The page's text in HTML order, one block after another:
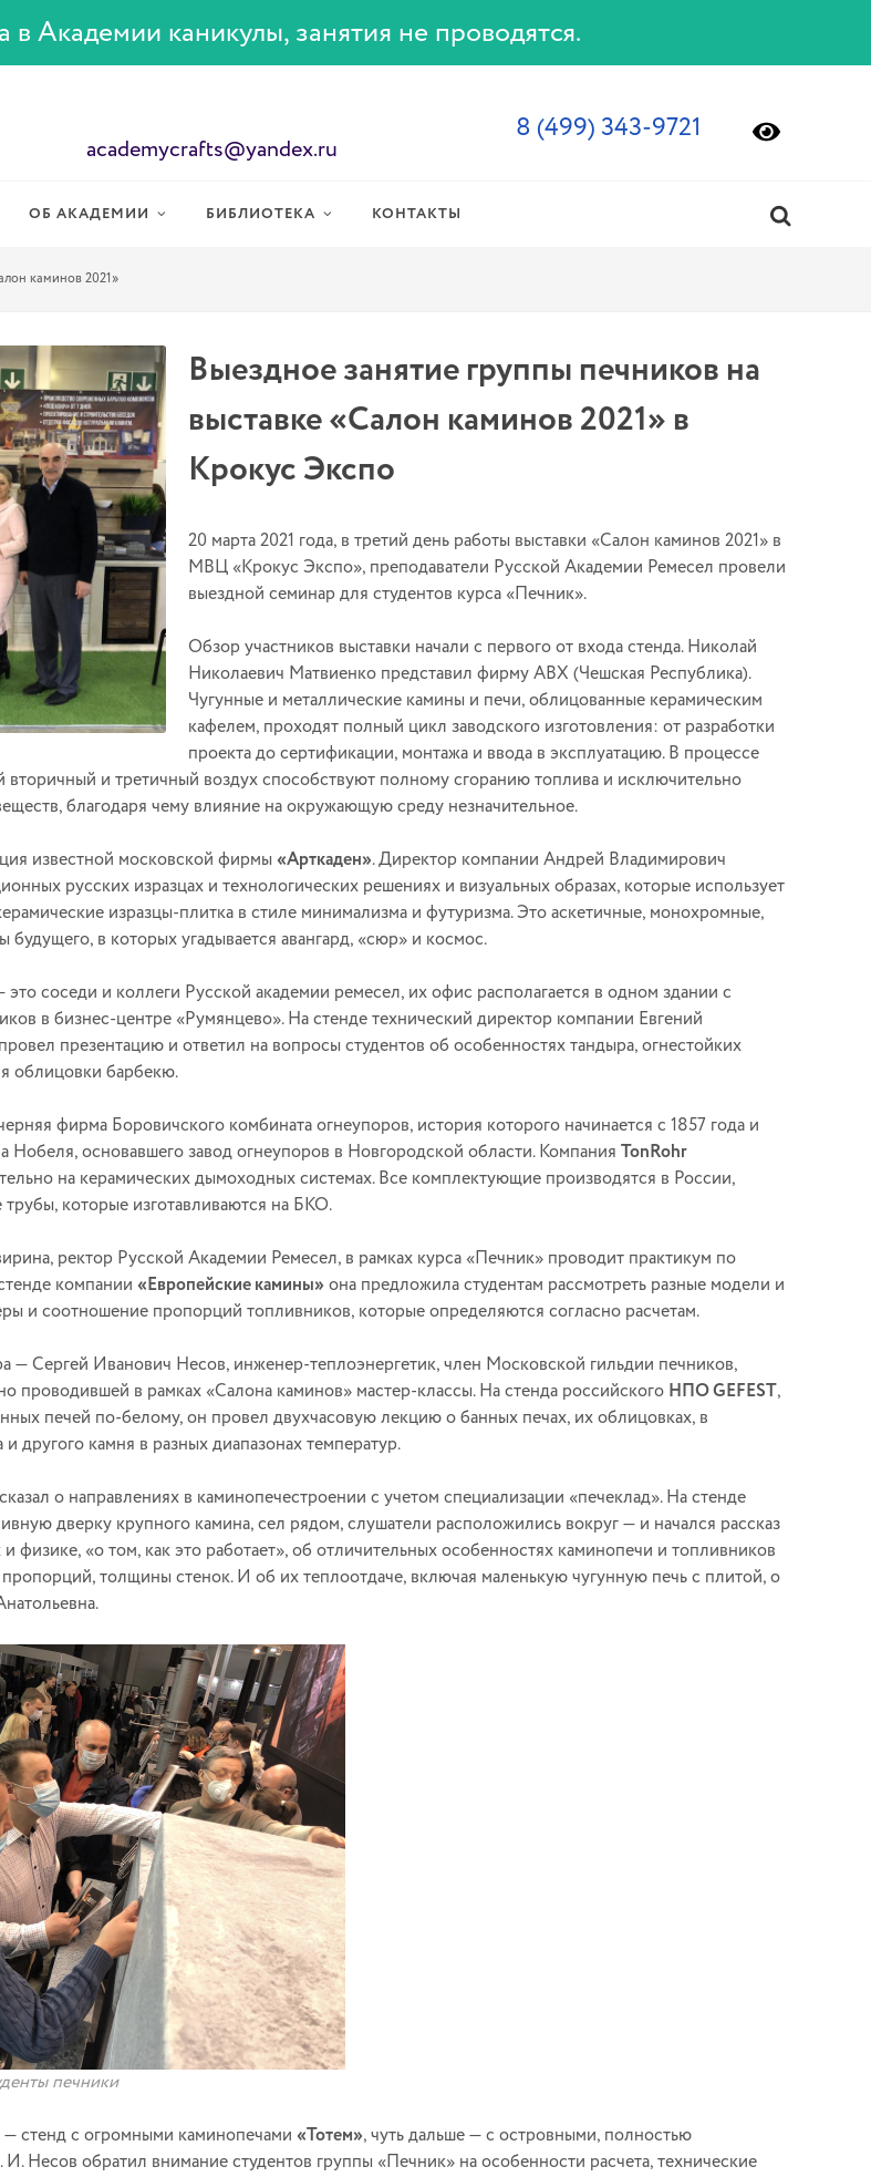
в Академии каникулы, занятия не проводятся.
academycrafts@yandex.ru
8 (499) 343-9721
ОБ АКАДЕМИИ БИБЛИОТЕКА КОНТАКТЫ
каминов 2021»
Выездное занятие группы печников на
выставке «Салон каминов 2021» в
Крокус Экспо
20 марта 2021 года, в третий день работы выставки «Салон каминов 2021» в
МВЦ «Крокус Экспо», преподаватели Русской Академии Ремесел провели
выездной семинар для студентов курса «Печник».
Обзор участников выставки начали с первого от входа стенда. Николай
Николаевич Матвиенко представил фирму ABX (Чешская Республика).
Чугунные и металлические камины и печи, облицованные керамическим
кафелем, проходят полный цикл заводского изготовления: от разработки
проекта до сертификации, монтажа и ввода в эксплуатацию. В процессе
вторичный и третичный воздух способствуют полному сгоранию топлива и исключительно
благодаря чему влияние на окружающую среду незначительное.
известной московской фирмы «Арткаден». Директор компании Андрей Владимирович
русских изразцах и технологических решениях и визуальных образах, которые использует
изразцы-плитка в стиле минимализма и футуризма. Это аскетичные, монохромные,
будущего, в которых угадывается авангард, «сюр» и космос.
это соседи и коллеги Русской академии ремесел, их офис располагается в одном здании с
в бизнес-центре «Румянцево». На стенде технический директор компании Евгений
презентацию и ответил на вопросы студентов об особенностях тандыра, огнестойких
облицовки барбекю.
фирма Боровичского комбината огнеупоров, история которого начинается с 1857 года и
Нобеля, основавшего завод огнеупоров в Новгородской области. Компания TonRohr
на керамических дымоходных системах. Все комплектующие производятся в России,
которые изготавливаются на БКО.
ректор Русской Академии Ремесел, в рамках курса «Печник» проводит практикум по
компании «Европейскиекамины» она предложила студентам рассмотреть разные модели и
и соотношение пропорций топливников, которые определяются согласно расчетам.
— Сергей Иванович Несов, инженер-теплоэнергетик, член Московской гильдии печников,
проводившей в рамках «Салона каминов» мастер-классы. На стенда российского НПО GEFEST,
печей по-белому, он провел двухчасовую лекцию о банных печах, их облицовках, в
другого камня в разных диапазонах температур.
о направлениях в каминопечестроении с учетом специализации «печеклад». На стенде
дверку крупного камина, сел рядом, слушатели расположились вокруг — и начался рассказ
физике, «о том, как это работает», об отличительных особенностях каминопечи и топливников
толщины стенок. И об их теплоотдаче, включая маленькую чугунную печь с плитой, о
печники
— стенд с огромными каминопечами «Тотем», чуть дальше — с островными, полностью
Несов обратил внимание студентов группы «Печник» на особенности расчета, технические